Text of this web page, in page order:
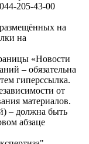
205-43-00
на
на
«Новости
– обязательна
гиперссылка.
от
материалов.
– должна быть
абзаце